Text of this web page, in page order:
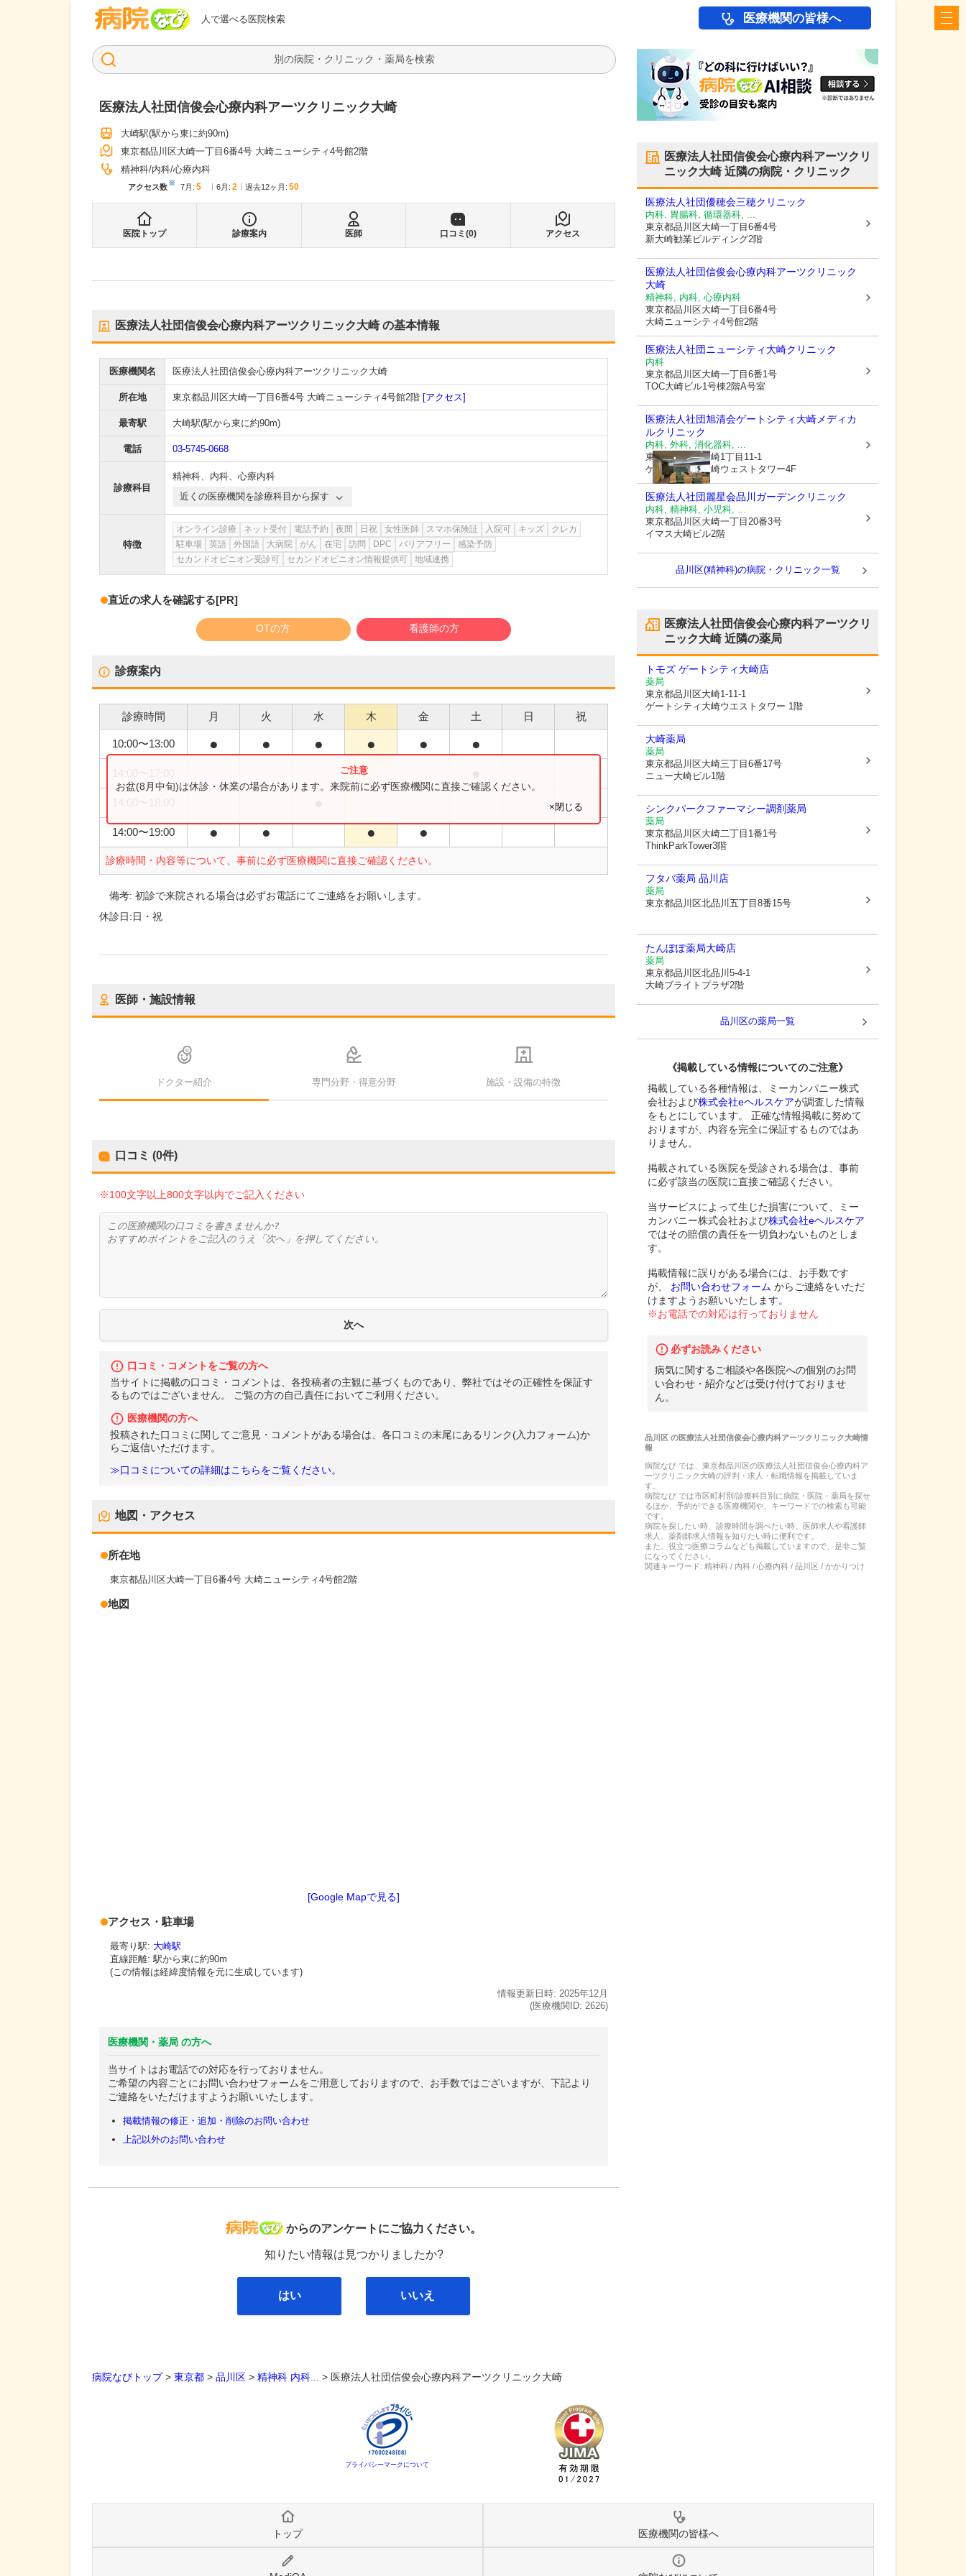
人で選べる医院検索
病院なび 医療機関の皆様へ
検索
医療法人社団信俊会心療内科アーツクリニック大崎
大崎駅(駅から東に約90m)
東京都品川区大崎一丁目6番4号 大崎ニューシティ4号館2階
精神科 内科 心療内科
アクセス数※ 7月 : 5 6月 : 2 過去12ヶ月: 50
医院トップ 診療案内 医師 口コミ(0) アクセス
医療法人社団信俊会心療内科アーツクリニック大崎の基本情報
医療機関名 医療法人社団信俊会心療内科アーツクリニック大崎
所在地 東京都品川区大崎一丁目6番4号 大崎ニューシティ4号館2階 [アクセス]
最寄駅 大崎駅(駅から東に約90m)
電話 03-5745-0668
診療科目
精神科、 内科、 心療内科
近くの医療機関を診療科目から探す
特徴
オンライン診療 ネット受付 電話予約 夜間 日祝 女性医師 スマホ保険証 入院可 キッズ
クレカ
駐車場
英語 外国語 大病院 がん 在宅 訪問 DPC バリアフリー
感染予防
セカンドオピニオン受診可
セカンドオピニオン情報提供可 地域連携
直近の求人を確認する[PR]
OTの方 看護師の方
診療案内
診療時間 月 火 水 木 金 土 日 祝
10:00〜13:00 ● ● ● ● ● ●
14:00〜19:00 ● ● ● ●
診療時間・内容等について、事前に必ず医療機関に直接ご確認ください。
お盆(8月中旬)は休診・休業の場合があります。来院前に必ず医療機関に直接ご確認ください。
×閉じる
備考:初診で来院される場合は必ずお電話にてご連絡をお願いします。
休診日:日・祝
医師・施設情報
ドクター紹介 専門分野・得意分野 施設・設備の特徴
口コミ (0件)
※100文字以上800文字以内でご記入ください
口コミ・コメントをご覧の方へ
当サイトに掲載の口コミ・コメントは、各投稿者の主観に基づくものであり、弊社ではその正確性を保証す
るものではございません。 ご覧の方の自己責任においてご利用ください。
医療機関の方へ
投稿された口コミに関してご意見・コメントがある場合は、各口コミの末尾にあるリンク(入力フォーム)か
らご返信いただけます。
≫口コミについての詳細はこちらをご覧ください。
地図・アクセス
所在地
東京都品川区大崎一丁目6番4号 大崎ニューシティ4号館2階
地図
[Google Mapで見る]
アクセス・駐車場
最寄り駅: 大崎駅
直線距離: 駅から東に約90m
(この情報は経緯度情報を元に生成しています)
情報更新日時: 2025年12月
(医療機関ID: 2626)
医療機関・薬局 の方へ
当サイトはお電話での対応を行っておりません。
ご希望の内容ごとにお問い合わせフォームをご用意しておりますので、お手数ではございますが、下記より
ご連絡をいただけますようお願いいたします。
掲載情報の修正・追加・削除のお問い合わせ
上記以外のお問い合わせ
病院なび
からのアンケートにご協力ください。
知りたい情報は見つかりましたか?
はい いいえ
医療法人社団信俊会心療内科アーツクリ
ニック大崎近隣の病院・クリニック
医療法人社団優穂会三穂クリニック
内科, 胃腸科, 循環器科, ...
東京都品川区大崎一丁目6番4号
新大崎勧業ビルディング2階
医療法人社団信俊会心療内科アーツクリニック
大崎
精神科, 内科, 心療内科
東京都品川区大崎一丁目6番4号
大崎ニューシティ4号館2階
医療法人社団ニューシティ大崎クリニック
内科
東京都品川区大崎一丁目6番1号
TOC大崎ビル1号棟2階A号室
医療法人社団旭清会ゲートシティ大崎メディカ
ルクリニック
内科, 外科, 消化器科, ...
東京都品川区大崎1丁目11-1
ゲートシティ大崎ウェストタワー4F
医療法人社団麗星会品川ガーデンクリニック
内科, 精神科, 小児科, ...
東京都品川区大崎一丁目20番3号
イマス大崎ビル2階
品川区(精神科)の病院・クリニック一覧
医療法人社団信俊会心療内科アーツクリ
ニック大崎近隣の薬局
トモズ ゲートシティ大崎店
薬局
東京都品川区大崎1-11-1
ゲートシティ大崎ウエストタワー 1階
大崎薬局
薬局
東京都品川区大崎三丁目6番17号
ニュー大崎ビル1階
シンクパークファーマシー調剤薬局
薬局
東京都品川区大崎二丁目1番1号
ThinkParkTower3階
フタバ薬局 品川店
薬局
東京都品川区北品川五丁目8番15号
たんぽぽ薬局大崎店
薬局
東京都品川区北品川5-4-1
大崎ブライトプラザ2階
品川区の薬局一覧
《掲載している情報についてのご注意》
掲載している各種情報は、ミーカンパニー株式
会社および株式会社eヘルスケアが調査した情報
をもとにしています。 正確な情報掲載に努めて
おりますが、内容を完全に保証するものではあ
りません。
掲載されている医院を受診される場合は、事前
に必ず該当の医院に直接ご確認ください。
当サービスによって生じた損害について、ミー
カンパニー株式会社および株式会社eヘルスケア
ではその賠償の責任を一切負わないものとしま
す。
掲載情報に誤りがある場合には、お手数です
が、
お問い合わせフォーム からご連絡をいただ
けますようお願いいたします。
※お電話での対応は行っておりません
必ずお読みください
病気に関するご相談や各医院への個別のお問
い合わせ・紹介などは受け付けておりませ
ん。
品川区の医療法人社団信俊会心療内科アーツクリニック大崎情
報
病院なび では、 東京都品川区の医療法人社団信俊会心療内科ア
ーツクリニック大崎の評判・求人・転職情報を掲載していま
す。
病院なび では市区町村別/診療科目別に病院・医院・薬局を探せ
るほか、予約ができる医療機関や、キーワードでの検索も可能
です。
病院を探したい時、診療時間を調べたい時、医師求人や看護師
求人、薬剤師求人情報を知りたい時に便利です。
また、役立つ医療コラムなども掲載していますので、是非ご覧
になってください。
関連キーワード: 精神科 / 内科 / 心療内科 / 品川区 / かかりつけ
病院なびトップ> 東京都 > 品川区 > 精神科 内科 ... > 医療法人社団信俊会心療内科アーツクリニック大崎
プライバシーマークについて
トップ 医療機関の皆様へ